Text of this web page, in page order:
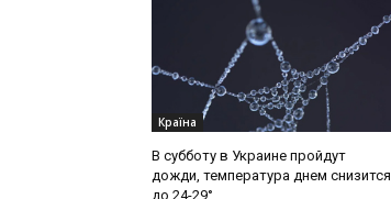
Країна
В субботу в Украине пройдут
дожди, температура днем снизится
до 24-29°